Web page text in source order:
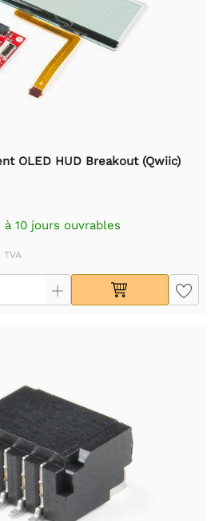
OLED HUD Breakout (Qwiic)
10 jours ouvrables
TVA